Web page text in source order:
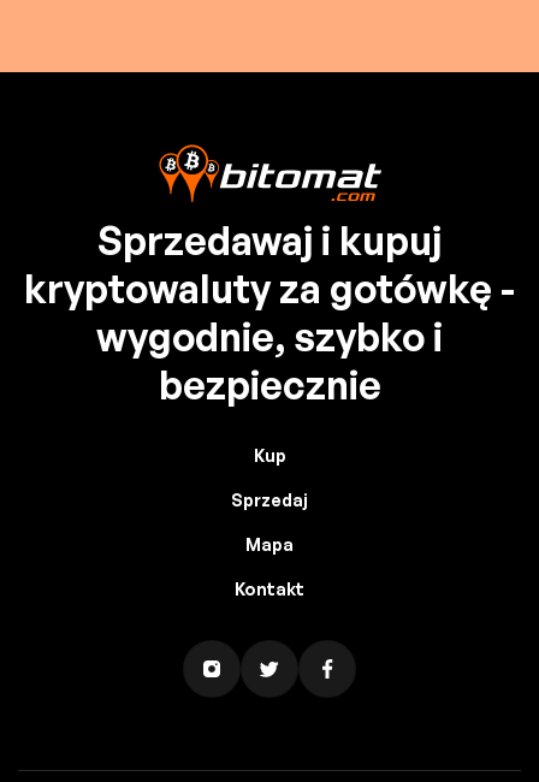
Sprzedawaj i kupuj
kryptowaluty za gotówkę -
wygodnie, szybko i
bezpiecznie
Kup
Sprzedaj
Mapa
Kontakt